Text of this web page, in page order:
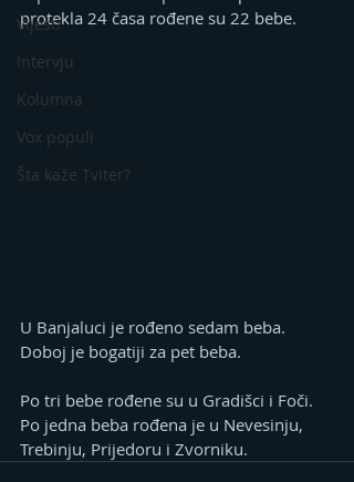
Vijesti
Intervju
Kolumna
Vox populi
Šta kaže Tviter?
protekla 24 časa rođene su 22 bebe.
U Banjaluci je rođeno sedam beba.
Doboj je bogatiji za pet beba.
Po tri bebe rođene su u Gradišci i Foči.
Po jedna beba rođena je u Nevesinju,
Trebinju, Prijedoru i Zvorniku.